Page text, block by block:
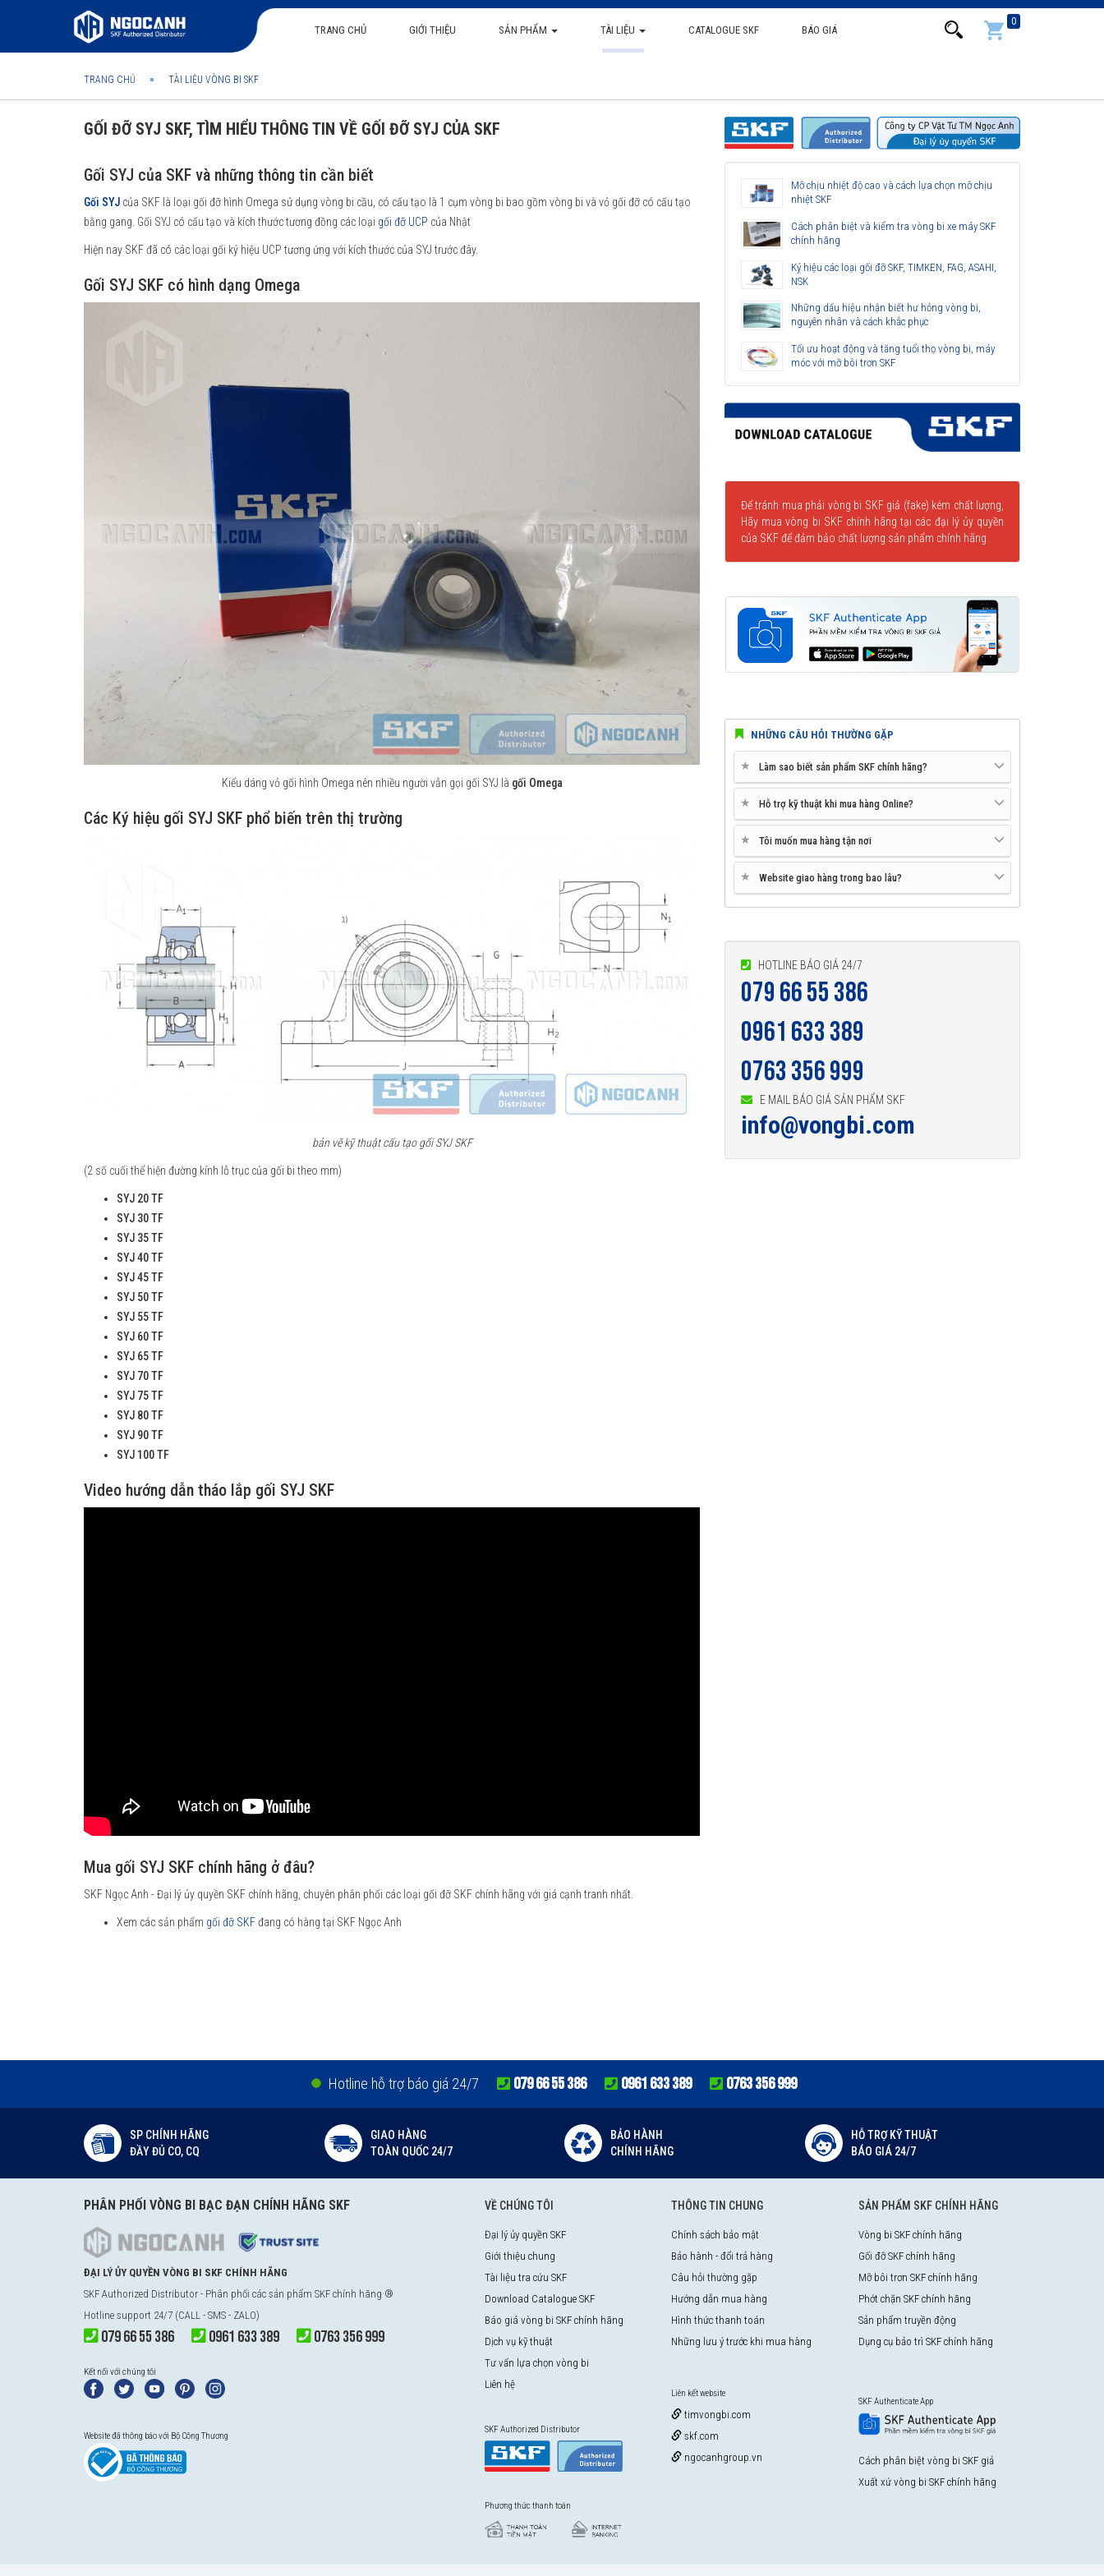
TRANG CHỦ GIỚI THIỆU SẢN PHẨM TÀI LIỆU CATALOGUE SKF BÁO GIÁ
0
TRANG CHỦ TÀI LIỆU VÒNG BI SKF
GỐI ĐỠ SYJ SKF, TÌM HIỂU THÔNG TIN VỀ GỐI ĐỠ SYJ CỦA SKF
Gối SYJ của SKF và những thông tin cần biết
Gối SYJ của SKF là loại gối đỡ hình Omega sử dụng vòng bi cầu, có cấu tạo là 1 cụm vòng bi bao gồm vòng bi và vỏ gối đỡ có cấu tạo
bằng gang. Gối SYJ có cấu tạo và kích thước tương đồng các loại gối đỡ UCP của Nhật
Hiện nay SKF đã có các loại gối ký hiệu UCP tương ứng với kích thước của SYJ trước đây.
Gối SYJ SKF có hình dạng Omega
Kiểu dáng vỏ gối hình Omega nên nhiều người vẫn gọi gối SYJ là gối Omega
Các Ký hiệu gối SYJ SKF phổ biến trên thị trường
bản vẽ kỹ thuật cấu tạo gối SYJ SKF​
(2 số cuối thể hiện đường kính lỗ trục của gối bi theo mm)
SYJ 20 TF
SYJ 30 TF
SYJ 35 TF
SYJ 40 TF
SYJ 45 TF
SYJ 50 TF
SYJ 55 TF
SYJ 60 TF
SYJ 65 TF
SYJ 70 TF
SYJ 75 TF
SYJ 80 TF
SYJ 90 TF
SYJ 100 TF
Video hướng dẫn tháo lắp gối SYJ SKF
Mua gối SYJ SKF chính hãng ở đâu?
SKF Ngọc Anh - Đại lý ủy quyền SKF chính hãng, chuyên phân phối các loại gối đỡ SKF chính hãng với giá cạnh tranh nhất.
Xem các sản phẩm gối đỡ SKFđang có hàng tại SKF Ngọc Anh
Mỡ chịu nhiệt độ cao và cách lựa chọn mỡ chịu
nhiệt SKF
Cách phân biệt và kiểm tra vòng bi xe máy SKF
chính hãng
Ký hiệu các loại gối đỡ SKF, TIMKEN, FAG, ASAHI,
NSK
Những dấu hiệu nhận biết hư hỏng vòng bi,
nguyên nhân và cách khắc phục
Tối ưu hoạt động và tăng tuổi thọ vòng bi, máy
móc với mỡ bôi trơn SKF
Để tránh mua phải vòng bi SKF giả (fake) kém chất lượng,
Hãy mua vòng bi SKF chính hãng tại các đại lý ủy quyền
của SKF để đảm bảo chất lượng sản phẩm chính hãng.
NHỮNG CÂU HỎI THƯỜNG GẶP
★ Làm sao biết sản phẩm SKF chính hãng?
★ Hỗ trợ kỹ thuật khi mua hàng Online?
★ Tôi muốn mua hàng tận nơi
★ Website giao hàng trong bao lâu?
HOTLINE BÁO GIÁ 24/7
079 66 55 386
0961 633 389
0763 356 999
E MAIL BÁO GIÁ SẢN PHẨM SKF
info@vongbi.com
Hotline hỗ trợ báo giá 24/7 079 66 55 386 0961 633 389 0763 356 999
SP CHÍNH HÃNG
ĐẦY ĐỦ CO, CQ
GIAO HÀNG
TOÀN QUỐC 24/7
BẢO HÀNH
CHÍNH HÃNG
HỖ TRỢ KỸ THUẬT
BÁO GIÁ 24/7
PHÂN PHỐI VÒNG BI BẠC ĐẠN CHÍNH HÃNG SKF
ĐẠI LÝ ỦY QUYỀN VÒNG BI SKF CHÍNH HÃNG
SKF Authorized Distributor - Phân phối các sản phẩm SKF chính hãng ®
Hotline support 24/7 (CALL - SMS - ZALO)
079 66 55 386 0961 633 389 0763 356 999
Kết nối với chúng tôi
Website đã thông báo với Bộ Công Thương
VỀ CHÚNG TÔI
Đại lý ủy quyền SKF
Giới thiệu chung
Tài liệu tra cứu SKF
Download Catalogue SKF
Báo giá vòng bi SKF chính hãng
Dịch vụ kỹ thuật
Tư vấn lựa chọn vòng bi
Liên hệ
SKF Authorized Distributor
Phương thức thanh toán
THÔNG TIN CHUNG
Chính sách bảo mật
Bảo hành - đổi trả hàng
Câu hỏi thường gặp
Hướng dẫn mua hàng
Hình thức thanh toán
Những lưu ý trước khi mua hàng
Liên kết website
timvongbi.com
skf.com
ngocanhgroup.vn
SẢN PHẨM SKF CHÍNH HÃNG
Vòng bi SKF chính hãng
Gối đỡ SKF chính hãng
Mỡ bôi trơn SKF chính hãng
Phớt chặn SKF chính hãng
Sản phẩm truyền động
Dụng cụ bảo trì SKF chính hãng
SKF Authenticate App
Cách phân biệt vòng bi SKF giả
Xuất xứ vòng bi SKF chính hãng